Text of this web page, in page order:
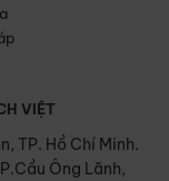
VIỆT
TP. Hồ Chí Minh.
Ông Lãnh,